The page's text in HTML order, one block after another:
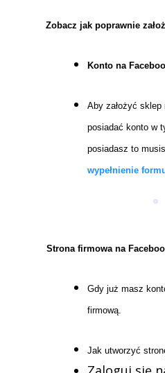
Zobacz jak poprawnie
Konto na
Aby założyć
posiadać konto w
posiadasz to
wypełnienie
Strona firmowa na
Gdy już masz
firmową.
Jak utworzyć